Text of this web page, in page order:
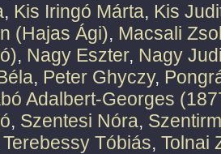
, Kis Iringó Márta, Kis
(Hajas Ági), Macsali
, Nagy Eszter, Nagy
, Peter Ghyczy,
Adalbert-Georges
, Szentesi Nóra,
Terebessy Tóbiás, Tolnai